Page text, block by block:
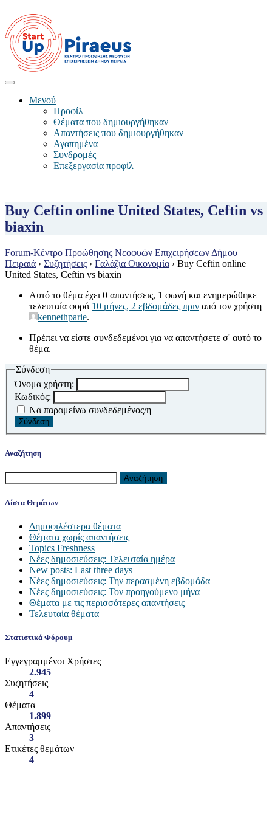
Μενού
Προφίλ
Θέματα που δημιουργήθηκαν
Απαντήσεις που δημιουργήθηκαν
Αγαπημένα
Συνδρομές
Επεξεργασία προφίλ
Buy Ceftin online United States, Ceftin vs
biaxin
Forum-Κέντρο Προώθησης Νεοφυών Επιχειρήσεων Δήμου
Πειραιά › Συζητήσεις › Γαλάζια Οικονομία › Buy Ceftin online
United States, Ceftin vs biaxin
Αυτό το θέμα έχει 0 απαντήσεις, 1 φωνή και ενημερώθηκε
τελευταία φορά 10 μήνες, 2 εβδομάδες πριν από τον χρήστη
kennethparie.
Πρέπει να είστε συνδεδεμένοι για να απαντήσετε σ' αυτό το
θέμα.
Σύνδεση
Όνομα χρήστη:
Κωδικός:
Να παραμείνω συνδεδεμένος/η
Σύνδεση
Αναζήτηση
Αναζήτηση
για:
Λίστα Θεμάτων
Δημοφιλέστερα θέματα
Θέματα χωρίς απαντήσεις
Topics Freshness
Νέες δημοσιεύσεις: Τελευταία ημέρα
New posts: Last three days
Νέες δημοσιεύσεις: Την περασμένη εβδομάδα
Νέες δημοσιεύσεις: Τον προηγούμενο μήνα
Θέματα με τις περισσότερες απαντήσεις
Τελευταία θέματα
Στατιστικά Φόρουμ
Εγγεγραμμένοι Χρήστες
2.945
Συζητήσεις
4
Θέματα
1.899
Απαντήσεις
3
Ετικέτες θεμάτων
4